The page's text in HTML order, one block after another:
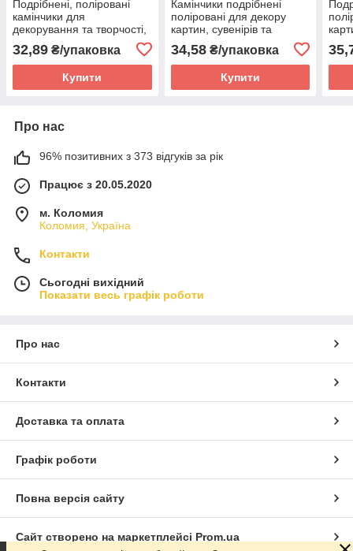
Подрібнені, поліровані
камінчики для
декорування та творчості,
розміру, помаранчеві
32,89 ₴/упаковка
Купити
Камінчики подрібнені
поліровані для декору
картин, сувенірів та
інтер'єрів коричневі в сітці
0,5 кг
34,58₴/упаковка
Купити
Про нас
96% позитивних з 373 відгуків за рік
Працює з 20.05.2020
м. Коломия
Коломия, Україна
Контакти
Сьогодні вихідний
Показати весь графік роботи
Про нас
Контакти
Доставка та оплата
Графік роботи
Повна версія сайту
Сайт створено на маркетплейсі Prom.ua